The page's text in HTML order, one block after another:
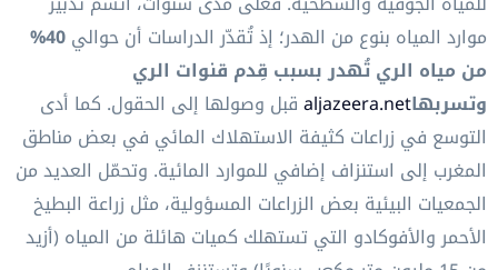
موارد المياه بنوع من الهدر؛ إذ تُقدّر الدراسات أن حوالي
40%
من مياه الري تُهدر بسبب قِدم قنوات الري
وتسربهاaljazeera.netقبل وصولها إلى الحقول. كما أدى
التوسع في زراعات كثيفة الاستهلاك المائي في بعض مناطق
المغرب إلى استنزاف إضافي للموارد المائية. وتحمّل العديد من
الجمعيات البيئية بعض الزراعات المسؤولية، مثل زراعة البطيخ
الأحمر والأفوكادو التي تستهلك كميات هائلة من المياه (أزيد